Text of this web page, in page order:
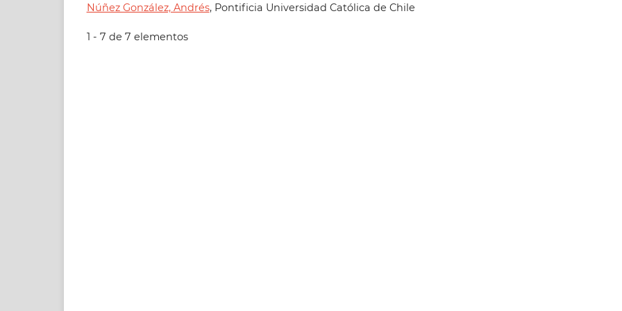
Núñez González, Andrés, Pontificia Universidad Católica de Chile
1 - 7 de 7 elementos